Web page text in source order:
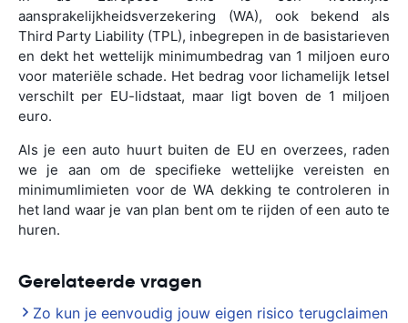
aansprakelijkheidsverzekering (WA), ook bekend als
Third Party Liability (TPL), inbegrepen in de basistarieven
en dekt het wettelijk minimumbedrag van 1 miljoen euro
voor materiële schade. Het bedrag voor lichamelijk letsel
verschilt per EU-lidstaat, maar ligt boven de 1 miljoen
euro.
Als je een auto huurt buiten de EU en overzees, raden
we je aan om de specifieke wettelijke vereisten en
minimumlimieten voor de WA dekking te controleren in
het land waar je van plan bent om te rijden of een auto te
huren.
Gerelateerde vragen
Zo kun je eenvoudig jouw eigen risico terugclaimen